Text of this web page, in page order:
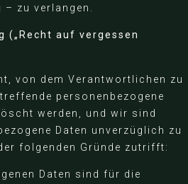
zu verlangen.
(„Recht auf vergessen
von dem Verantwortlichen zu
personenbezogene
werden, und wir sind
Daten unverzüglich zu
folgenden Gründe zutrifft:
Daten sind für die